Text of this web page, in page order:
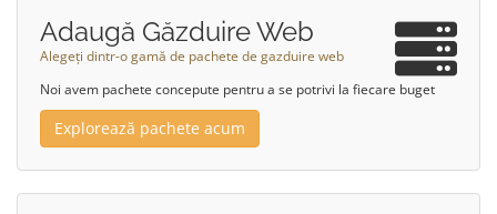
Adaugă Găzduire Web
Alegeți dintr-o gamă de pachete de gazduire web
Noi avem pachete concepute pentru a se potrivi la fiecare buget
Explorează pachete acum